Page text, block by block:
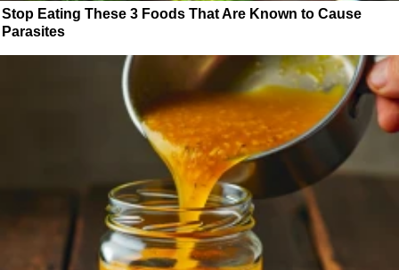
Stop Eating These 3 Foods That Are Known to Cause
Parasites